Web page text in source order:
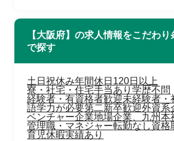
【大阪府】の求人情報をこだわり
で探す
土日祝休み年間休日120日以上
寮・社宅・住宅手当あり学歴不問
経験者・有資格者歓迎未経験者・
語学力が必要第二新卒歓迎外資系
ベンチャー企業地場企業、九州本
管理職・マネジャー転勤なし資格
育児休暇実績あり